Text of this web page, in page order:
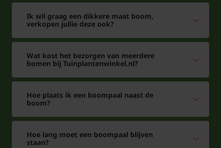
Ik wil graag een dikkere maat boom,
verkopen jullie deze ook?
Wat kost het bezorgen van meerdere
bomen bij Tuinplantenwinkel.nl?
Hoe plaats ik een boompaal naast de
boom?
Hoe lang moet een boompaal blijven
staan?